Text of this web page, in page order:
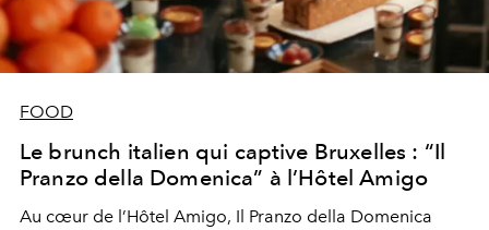
FOOD
Le brunch italien qui captive Bruxelles : “Il
Pranzo della Domenica” à l’Hôtel Amigo
Au cœur de l’Hôtel Amigo, Il Pranzo della Domenica